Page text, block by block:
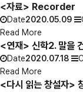
<자료> Recorder
Date2020.05.09
Read More
<연재> 신학2. 말을
Date2020.07.18
Read More
<다시 읽는 창설자>